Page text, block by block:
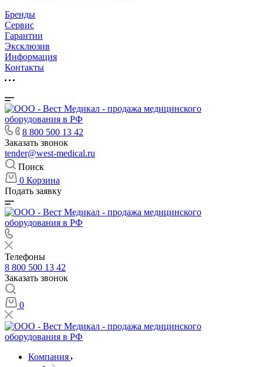
Бренды
Сервис
Гарантии
Эксклюзив
Информация
Контакты
8 800 500 13 42
Заказать звонок
tender@west-medical.ru
Поиск
0 Корзина
Подать заявку
Телефоны
8 800 500 13 42
Заказать звонок
0
Компания